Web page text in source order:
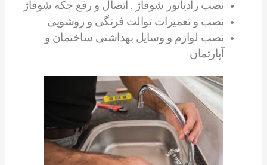
نصب رادیاتور شوفاژ , اتصال و رفع چکه شوفاژ
نصب و تعمیرات توالت فرنگی و روشویی
نصب لوازم و وسایل بهداشتی ساختمان و
آپارتمان